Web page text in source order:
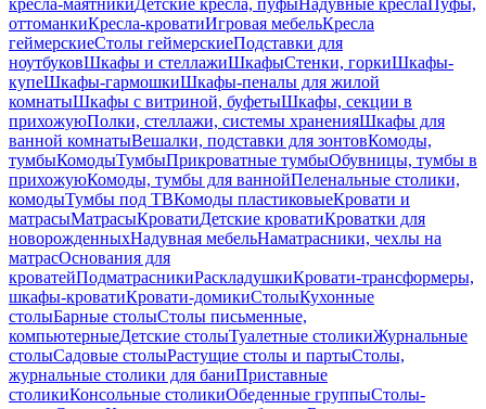
кресла-маятникиДетские кресла, пуфыНадувные креслаПуфы,
оттоманкиКресла-кроватиИгровая мебельКресла
геймерскиеСтолы геймерскиеПодставки для
ноутбуковШкафы и стеллажиШкафыСтенки, горкиШкафы-
купеШкафы-гармошкиШкафы-пеналы для жилой
комнатыШкафы с витриной, буфетыШкафы, секции в
прихожуюПолки, стеллажи, системы храненияШкафы для
ванной комнатыВешалки, подставки для зонтовКомоды,
тумбыКомодыТумбыПрикроватные тумбыОбувницы, тумбы в
прихожуюКомоды, тумбы для ваннойПеленальные столики,
комодыТумбы под ТВКомоды пластиковыеКровати и
матрасыМатрасыКроватиДетские кроватиКроватки для
новорожденныхНадувная мебельНаматрасники, чехлы на
матрасОснования для
кроватейПодматрасникиРаскладушкиКровати-трансформеры,
шкафы-кроватиКровати-домикиСтолыКухонные
столыБарные столыСтолы письменные,
компьютерныеДетские столыТуалетные столикиЖурнальные
столыСадовые столыРастущие столы и партыСтолы,
журнальные столики для баниПриставные
столикиКонсольные столикиОбеденные группыСтолы-